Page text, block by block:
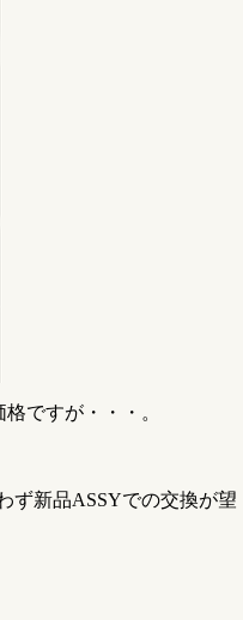
ですが・・・。
ず新品ASSYでの交換が望